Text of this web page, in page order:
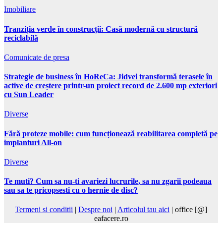
Imobiliare
Tranziția verde în construcții: Casă modernă cu structură
reciclabilă
Comunicate de presa
Strategie de business în HoReCa: Jidvei transformă terasele în
active de creștere printr-un proiect record de 2.600 mp exteriori
cu Sun Leader
Diverse
Fără proteze mobile: cum funcționează reabilitarea completă pe
implanturi All-on
Diverse
Te muti? Cum sa nu-ti avariezi lucrurile, sa nu zgarii podeaua
sau sa te pricopsesti cu o hernie de disc?
Termeni si conditii Despre noi Articolul tau aici | office [@]
eafacere.ro